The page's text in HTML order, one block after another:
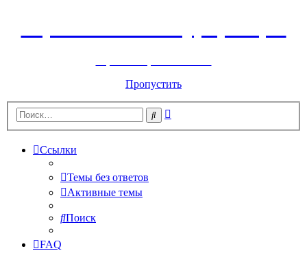
Пропустить
Поиск
Ссылки
Темы без ответов
Активные темы
Поиск
FAQ